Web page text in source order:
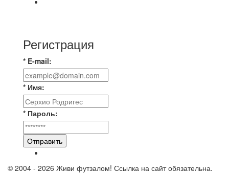
Регистрация
* E-mail:
* Имя:
* Пароль:
Отправить
© 2004 - 2026 Живи футзалом! Ссылка на сайт обязательна.